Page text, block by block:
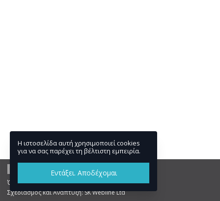
Όροι και Πολιτικές
Σχεδιασμός και Ανάπτυξη:SK Webline Ltd
Η ιστοσελίδα αυτή χρησιμοποιεί cookies
για να σας παρέχει τη βέλτιστη εμπειρία.
Εντάξει. Αποδέχομαι